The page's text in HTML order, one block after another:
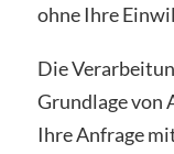
ohne Ihre
Die
Grundlage von
Ihre Anfrage